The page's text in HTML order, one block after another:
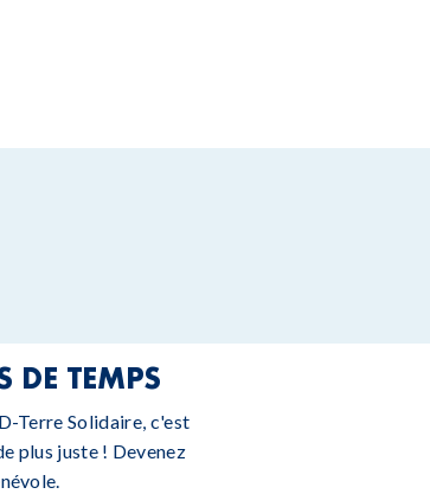
DE TEMPS
Terre Solidaire, c'est
plus juste ! Devenez